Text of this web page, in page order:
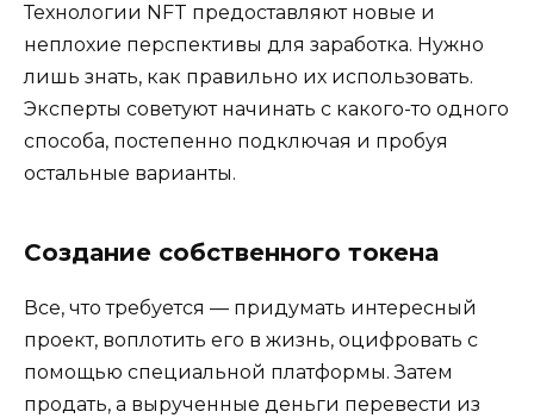
Технологии NFT предоставляют новые и
неплохие перспективы для заработка. Нужно
лишь знать, как правильно их использовать.
Эксперты советуют начинать с какого-то одного
способа, постепенно подключая и пробуя
остальные варианты.
Создание собственного токена
Все, что требуется — придумать интересный
проект, воплотить его в жизнь, оцифровать с
помощью специальной платформы. Затем
продать, а вырученные деньги перевести из